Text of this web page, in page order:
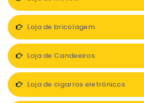
Loja de bricolagem
Loja de Candeeiros
Loja de cigarros eletrónicos